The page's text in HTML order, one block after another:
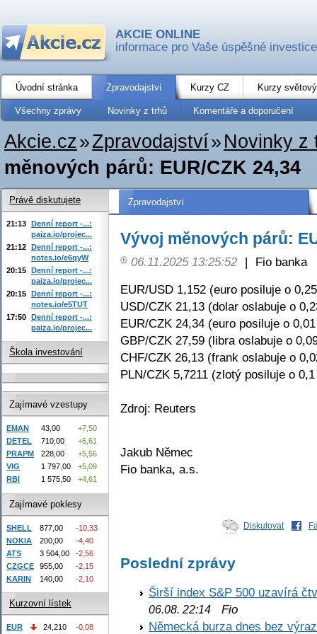
AKCIE ONLINE
informace pro Vaše úspěšné investice
Úvodní stránka Zpravodajství Kurzy CZ Kurzy
Všechny zprávy Novinky z trhů Komentáře a doporučení
Akcie.cz»Zpravodajství» Novinky z
měnových párů: EUR/CZK 24,34
Zpravodajství
Vývoj měnových párů:
06.11.2025 13:25:52 |
Fio banka
EUR/USD 1,152 (euro posiluje o
USD/CZK 21,13 (dolar oslabuje o
EUR/CZK 24,34 (euro posiluje o
GBP/CZK 27,59 (libra oslabuje o
CHF/CZK 26,13 (frank oslabuje o
PLN/CZK 5,7211 (zlotý posiluje o
Zdroj: Reuters
Jakub Němec
Fio banka, a.s.
Diskutovat
Poslední zprávy
Širší index S&P 500 uzavírá
06.08. 22:14 Fio
Německá burza dnes bez
Právě diskutujete
21:13 Denní report -...:
paiza.io/projec...
21:12 Denní report -...:
notes.io/e6qyW
20:15 Denní report -...:
paiza.io/projec...
20:15 Denní report -...:
notes.io/e5TUT
17:50 Denní report -...:
paiza.io/projec...
Škola investování
Zajímavé vzestupy
EMAN 43,00
+7,50
DETEL
710,00
+6,61
PRAPM
228,00
+5,56
VIG
1 797,00
+5,09
RBI
1 575,50 +4,61
Zajímavé poklesy
SHELL 877,00
-10,33
NOKIA
200,00
-4,40
ATS
3 504,00
-2,56
CZGCE
955,00
-2,15
KARIN
140,00 -2,10
Kurzovní lístek
EUR 24,210
-0,08